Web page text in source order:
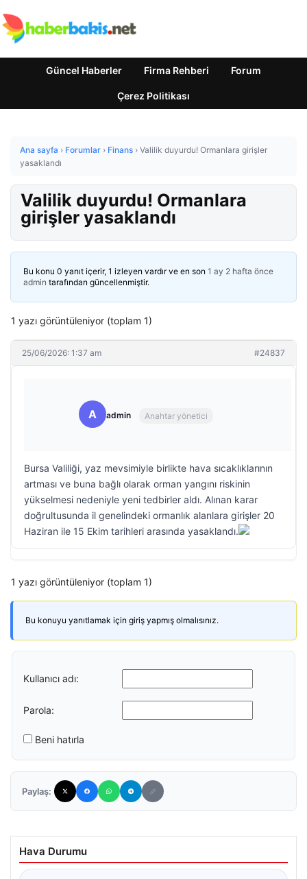
Güncel Haberler Firma Rehberi Forum
Çerez Politikası
Ana sayfa › Forumlar › Finans › Valilik duyurdu! Ormanlara girişler
yasaklandı
Valilik duyurdu! Ormanlara
girişler yasaklandı
Bu konu 0 yanıt içerir, 1 izleyen vardır ve en son 1 ay 2 hafta önce
admin tarafından güncellenmiştir.
1 yazı görüntüleniyor (toplam 1)
25/06/2026: 1:37 am #24837
A admin Anahtar yönetici
Bursa Valiliği, yaz mevsimiyle birlikte hava sıcaklıklarının
artması ve buna bağlı olarak orman yangını riskinin
yükselmesi nedeniyle yeni tedbirler aldı. Alınan karar
doğrultusunda il genelindeki ormanlık alanlara girişler 20
Haziran ile 15 Ekim tarihleri arasında yasaklandı.
1 yazı görüntüleniyor (toplam 1)
Bu konuyu yanıtlamak için giriş yapmış olmalısınız.
Kullanıcı adı:
Parola:
Beni hatırla
Paylaş:
Hava Durumu